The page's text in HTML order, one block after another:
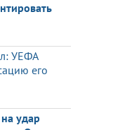
УЕФА
его
удар